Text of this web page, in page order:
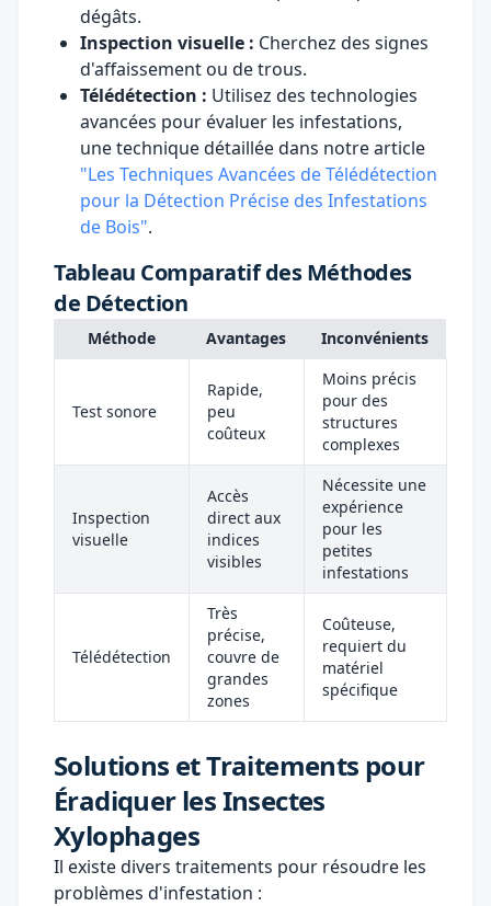
dégâts.
Inspection visuelle : Cherchez des signes
d'affaissement ou de trous.
Télédétection : Utilisez des technologies
avancées pour évaluer les infestations,
une technique détaillée dans notre article
"Les Techniques Avancées de Télédétection
pour la Détection Précise des Infestations
de Bois".
Tableau Comparatif des Méthodes
de Détection
Méthode Avantages Inconvénients
Test sonore
Rapide,
peu
coûteux
Moins précis
pour des
structures
complexes
Inspection
visuelle
Accès
direct aux
indices
visibles
Nécessite une
expérience
pour les
petites
infestations
Télédétection
Très
précise,
couvre de
grandes
zones
Coûteuse,
requiert du
matériel
spécifique
Solutions et Traitements pour
Éradiquer les Insectes
Xylophages
Il existe divers traitements pour résoudre les
problèmes d'infestation :